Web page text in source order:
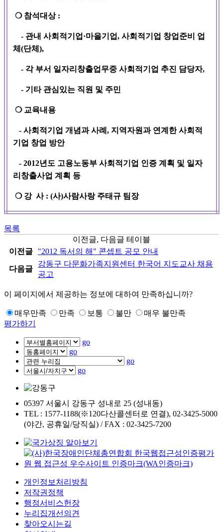
❍ 참석대상 :
- 관내 사회적기업·마을기업, 사회적기업 창업준비 업
체(단체),
- 각 부서 일자리창출업무중 사회적기업 추진 담당자,
- 기타 관심있는 직원 및 주민
❍ 교육내용
- 사회적기업 개념과 사례, 지역자원과 연계한 사회적
기업 창업 방안
- 2012년도 고용노동부 사회적기업 인증 계획 및 일자
리창출사업 계획 등
❍ 강 사 : (사)사람사랑 주태규 팀장
목록
이전글, 다음글 테이블
이전글
"2012 독서의 해" 콘셉트 공모 안내
다음글
강동구 다문화가족지원센터 한국어 지도교사 채용
공고
이 페이지에서 제공하는 정보에 대하여 만족하십니까?
매우만족 만족 보통 불만
매우 불만족
평가하기
go
go
go
go
05397 서울시 강동구 성내로 25 (성내동)
TEL : 1577-1188(※120다산콜센터로 연결), 02-3425-5000
(야간, 공휴일/당직실) / FAX : 02-3425-7200
개인정보처리방침
저작권정책
행정서비스헌장
누리집개선의견
찾아오시는길